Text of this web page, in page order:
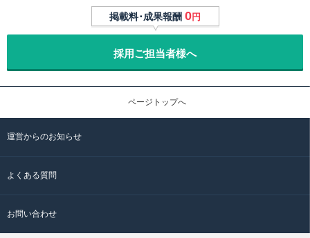
掲載料･成果報酬 0円
採用ご担当者様へ
ページトップへ
運営からのお知らせ
よくある質問
お問い合わせ